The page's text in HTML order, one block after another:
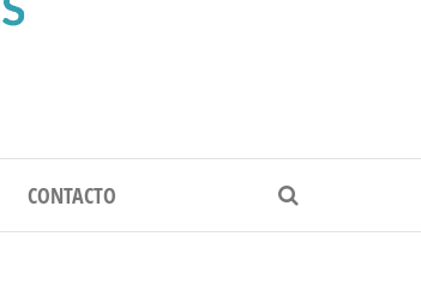
PAIS
CONTACTO